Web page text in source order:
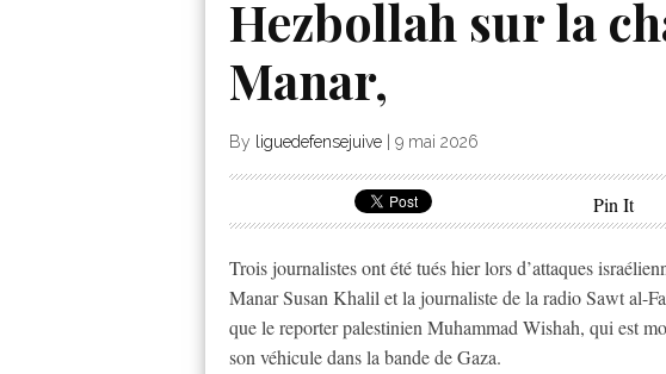
Hezbollah sur la
Manar,
By liguedefensejuive | 9 mai 2026
Pin It
Trois journalistes ont été tués hier lors d’attaques
Manar Susan Khalil et la journaliste de la radio Sawt al-
que le reporter palestinien Muhammad Wishah, qui est
son véhicule dans la bande de Gaza.